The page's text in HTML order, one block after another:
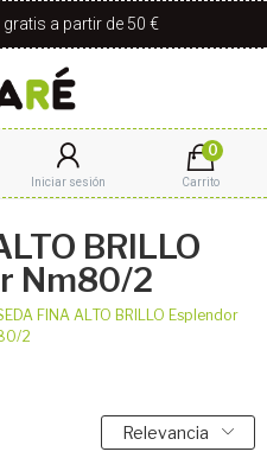
a partir de 50 €
Iniciar sesión
0
Carrito
BRILLO
Nm80/2
FINA ALTO BRILLO Esplendor
2
Relevancia